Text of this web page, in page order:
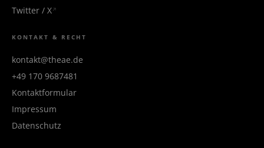
Twitter / X
KONTAKT & RECHT
kontakt@theae.de
+49 170 9687481
Kontaktformular
Impressum
Datenschutz